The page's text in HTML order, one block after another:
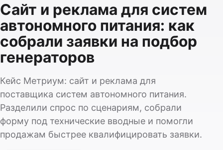
Сайт и реклама для систем
автономного питания: как
собрали заявки на подбор
генераторов
Кейс Метриум: сайт и реклама для
поставщика систем автономного питания.
Разделили спрос по сценариям, собрали
форму под технические вводные и помогли
продажам быстрее квалифицировать заявки.